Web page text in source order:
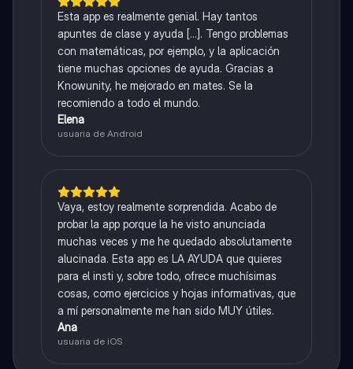
Esta app es realmente genial. Hay tantos
apuntes de clase y ayuda [...]. Tengo problemas
con matemáticas, por ejemplo, y la aplicación
tiene muchas opciones de ayuda. Gracias a
Knowunity, he mejorado en mates. Se la
recomiendo a todo el mundo.
Elena
usuaria de Android
Vaya, estoy realmente sorprendida. Acabo de
probar la app porque la he visto anunciada
muchas veces y me he quedado absolutamente
alucinada. Esta app es LA AYUDA que quieres
para el insti y, sobre todo, ofrece muchísimas
cosas, como ejercicios y hojas informativas, que
a mí personalmente me han sido MUY útiles.
Ana
usuaria de iOS